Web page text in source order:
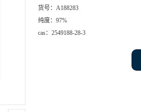
货号： A188283
纯度： 97%
cas： 2549188-28-3